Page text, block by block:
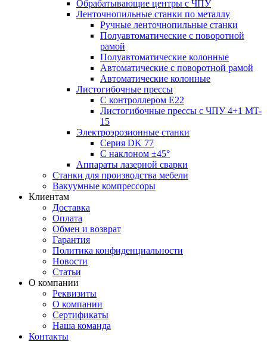
Обрабатывающие центры с ЧПУ
Ленточнопильные станки по металлу
Ручные ленточнопильные станки
Полуавтоматические с поворотной
рамой
Полуавтоматические колонные
Автоматические с поворотной рамой
Автоматические колонные
Листогибочные прессы
С контроллером E22
Листогибочные прессы с ЧПУ 4+1 MT-
15
Электроэрозионные станки
Серия DK 77
С наклоном ±45°
Аппараты лазерной сварки
Станки для производства мебели
Вакуумные компрессоры
Клиентам
Доставка
Оплата
Обмен и возврат
Гарантия
Политика конфиденциальности
Новости
Статьи
О компании
Реквизиты
О компании
Сертификаты
Наша команда
Контакты